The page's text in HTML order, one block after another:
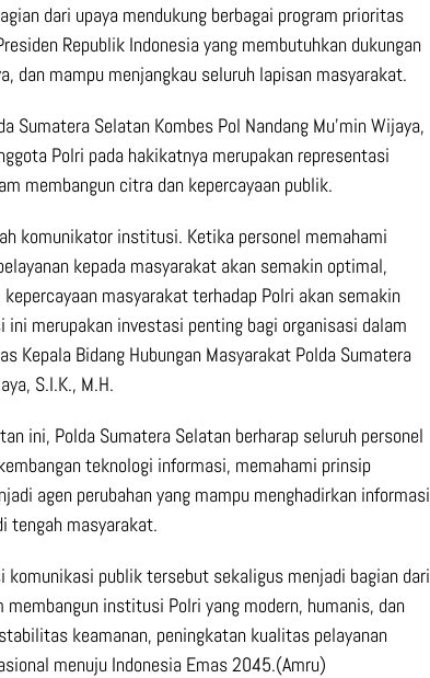
dari upaya mendukung berbagai program prioritas
Republik Indonesia yang membutuhkan dukungan
dan mampu menjangkau seluruh lapisan masyarakat.
Sumatera Selatan Kombes Pol Nandang Mu’min Wijaya,
Polri pada hakikatnya merupakan representasi
membangun citra dan kepercayaan publik.
komunikator institusi. Ketika personel memahami
kepada masyarakat akan semakin optimal,
masyarakat terhadap Polri akan semakin
merupakan investasi penting bagi organisasi dalam
Kepala Bidang Hubungan Masyarakat Polda Sumatera
S.I.K., M.H.
ini, Polda Sumatera Selatan berharap seluruh personel
teknologi informasi, memahami prinsip
agen perubahan yang mampu menghadirkan informasi
tengah masyarakat.
publik tersebut sekaligus menjadi bagian dari
institusi Polri yang modern, humanis, dan
keamanan, peningkatan kualitas pelayanan
menuju Indonesia Emas 2045.(Amru)